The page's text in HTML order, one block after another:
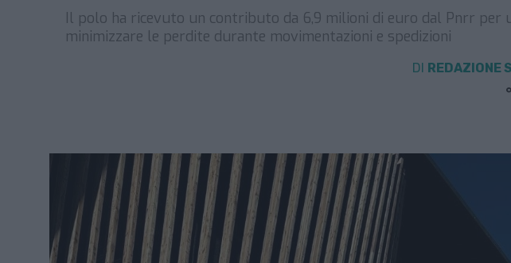
Il polo ha ricevuto un contributo da 6,9 milioni di euro dal Pnrr per
minimizzare le perdite durante movimentazioni e spedizioni
DI REDAZIONE